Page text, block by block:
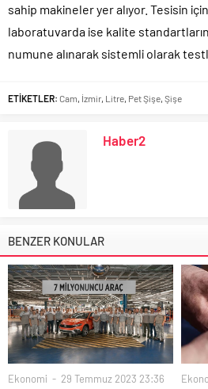
sahip makineler yer alıyor. Tesisin
laboratuvarda ise kalite
numune alınarak sistemli olarak
ETİKETLER: Cam İzmir Litre Pet Şişe Şişe
Haber2
BENZER KONULAR
Ekonomi 29 Temmuz 2023 23:36